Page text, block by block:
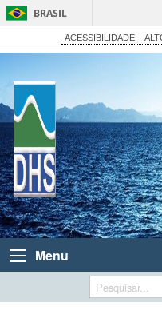
BRASIL
ACESSIBILIDADE
Menu